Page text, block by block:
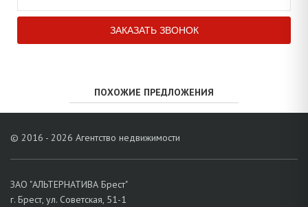
ПОХОЖИЕ ПРЕДЛОЖЕНИЯ
© 2016 - 2026 Агентство недвижимости
ЗАО "АЛЬТЕРНАТИВА Брест"
г. Брест, ул. Советская, 51-1